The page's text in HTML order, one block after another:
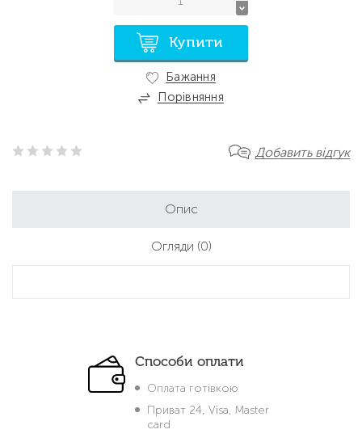
Добавить відгук
Купити
Бажання
Порівняння
Опис
Огляди (0)
Способи оплати
Оплата готівкою
Приват 24, Visa, Master
card